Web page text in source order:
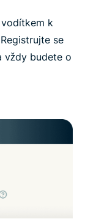
k
se
vždy budete o